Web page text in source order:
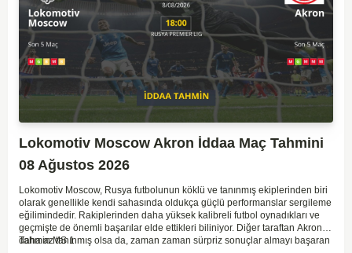
Lokomotiv Moscow Akron İddaa Maç Tahmini
08 Ağustos 2026
Lokomotiv Moscow, Rusya futbolunun köklü ve tanınmış ekiplerinden biri
olarak genellikle kendi sahasında oldukça güçlü performanslar sergileme
eğilimindedir. Rakiplerinden daha yüksek kalibreli futbol oynadıkları ve
geçmişte de önemli başarılar elde ettikleri biliniyor. Diğer taraftan Akron,
daha az tanınmış olsa da, zaman zaman sürpriz sonuçlar almayı başaran
Tahmin MS 1